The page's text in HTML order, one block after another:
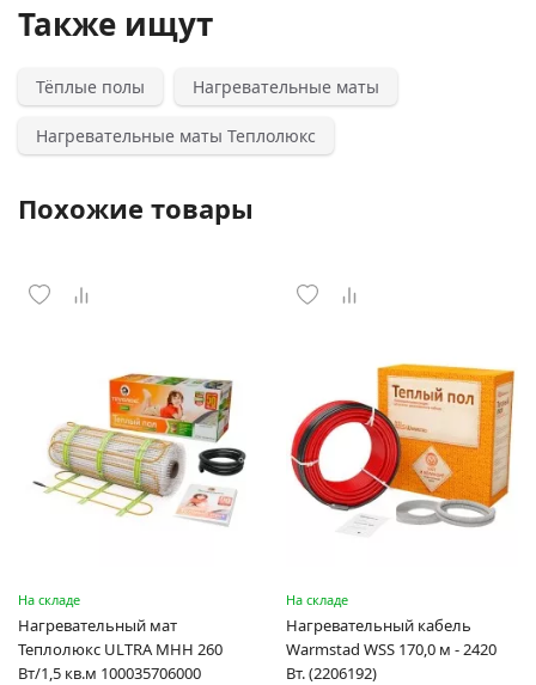
Также ищут
Тёплые полы Нагревательные маты
Нагревательные маты Теплолюкс
Похожие товары
На складе
Нагревательный мат
Теплолюкс ULTRA МНН 260
Вт/1,5 кв.м 100035706000
На складе
Нагревательный кабель
Warmstad WSS 170,0 м - 2420
Вт. (2206192)